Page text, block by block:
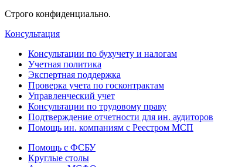
Строго конфиденциально.
Консультация
Консультации по бухучету и налогам
Учетная политика
Экспертная поддержка
Проверка учета по госконтрактам
Управленческий учет
Консультации по трудовому праву
Подтверждение отчетности для ин. аудиторов
Помощь ин. компаниям с Реестром МСП
Помощь с ФСБУ
Круглые столы